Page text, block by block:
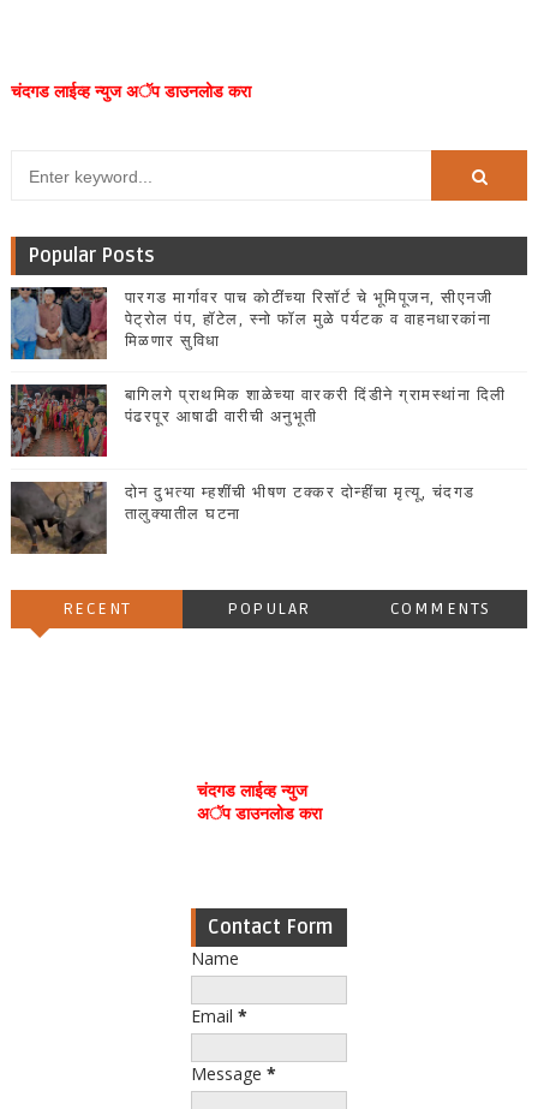
चंदगड लाईव्ह न्युज अॅप डाउनलोड करा
Popular Posts
पारगड मार्गावर पाच कोटींच्या रिसॉर्ट चे भूमिपूजन, सीएनजी
पेट्रोल पंप, हॉटेल, स्नो फॉल मुळे पर्यटक व वाहनधारकांना
मिळणार सुविधा
बागिलगे प्राथमिक शाळेच्या वारकरी दिंडीने ग्रामस्थांना दिली
पंढरपूर आषाढी वारीची अनुभूती
दोन दुभत्या म्हशींची भीषण टक्कर दोन्हींचा मृत्यू, चंदगड
तालुक्यातील घटना
RECENT POPULAR COMMENTS
चंदगड लाईव्ह न्युज
अॅप डाउनलोड करा
Contact Form
Name
Email *
Message *